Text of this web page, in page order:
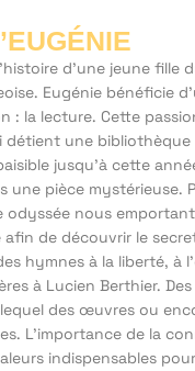
d’une jeune fille
Eugénie bénéficie
: la lecture. Cette
détient une bibliothèque
jusqu’à cette
une pièce mystérieuse.
odyssée nous
afin de découvrir le
hymnes à la liberté, à
à Lucien Berthier.
des œuvres ou
L’importance de la
indispensables